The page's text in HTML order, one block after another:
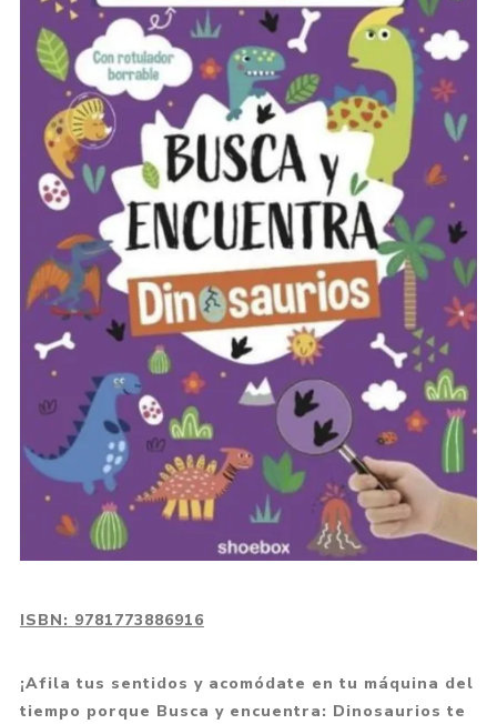
ISBN: 9781773886916
¡Afila tus sentidos y acomódate en tu máquina del
tiempo porque Busca y encuentra: Dinosaurios te